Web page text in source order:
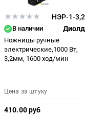
НЭР-1-3,2
В наличии Диолд
Ножницы ручные
электрические,1000 Вт,
3,2мм, 1600 ход/мин
Цена за штуку
410.00 руб